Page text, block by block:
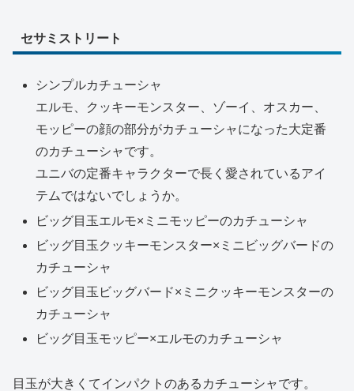
セサミストリート
シンプルカチューシャ
エルモ、クッキーモンスター、ゾーイ、オスカー、
モッピーの顔の部分がカチューシャになった大定番
のカチューシャです。
ユニバの定番キャラクターで長く愛されているアイ
テムではないでしょうか。
ビッグ目玉エルモ×ミニモッピーのカチューシャ
ビッグ目玉クッキーモンスター×ミニビッグバードの
カチューシャ
ビッグ目玉ビッグバード×ミニクッキーモンスターの
カチューシャ
ビッグ目玉モッピー×エルモのカチューシャ
目玉が大きくてインパクトのあるカチューシャです。